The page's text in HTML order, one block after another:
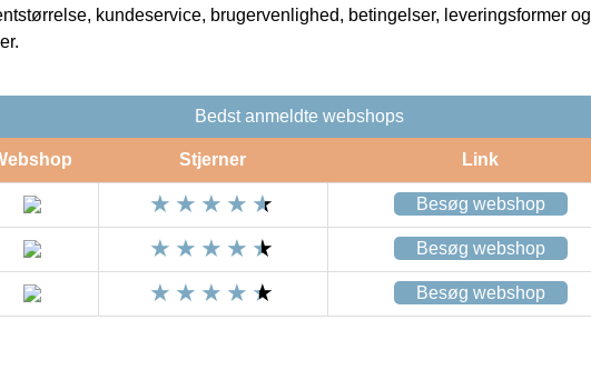
kundeservice, brugervenlighed, betingelser, leveringsformer og
Bedst anmeldte webshops
Stjerner Link
Besøg webshop
Besøg webshop
Besøg webshop